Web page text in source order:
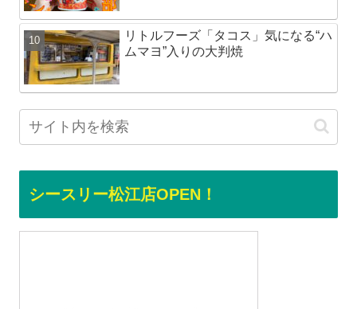
リトルフーズ「タコス」気になる“ハ
ムマヨ”入りの大判焼
シースリー松江店OPEN！